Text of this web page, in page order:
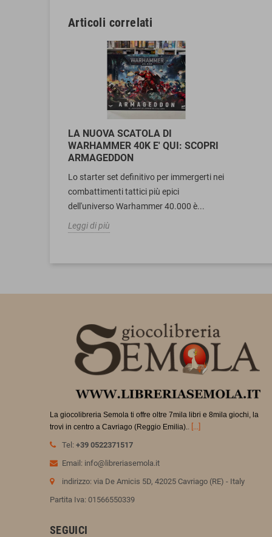
Articoli correlati
LA NUOVA SCATOLA DI
WARHAMMER 40K E' QUI: SCOPRI
ARMAGEDDON
Lo starter set definitivo per immergerti nei
combattimenti tattici più epici
dell'universo Warhammer 40.000 è...
Leggi di più
La giocolibreria Semola ti offre oltre 7mila libri e 8mila giochi, la
trovi in centro a Cavriago (Reggio Emilia).. [...]
Tel: +39 0522371517
Email: info@libreriasemola.it
indirizzo: via De Amicis 5D, 42025 Cavriago (RE) - Italy
Partita Iva: 01566550339
SEGUICI